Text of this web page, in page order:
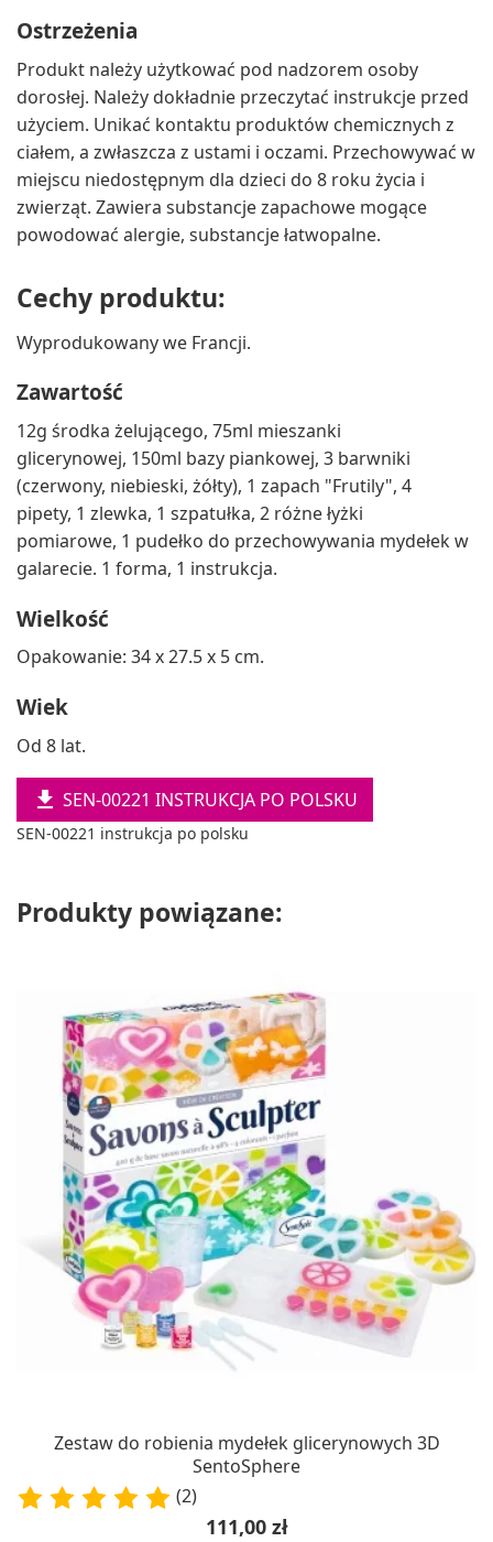
Ostrzeżenia
Produkt należy użytkować pod nadzorem osoby
dorosłej. Należy dokładnie przeczytać instrukcje przed
użyciem. Unikać kontaktu produktów chemicznych z
ciałem, a zwłaszcza z ustami i oczami. Przechowywać w
miejscu niedostępnym dla dzieci do 8 roku życia i
zwierząt. Zawiera substancje zapachowe mogące
powodować alergie, substancje łatwopalne.
Cechy produktu:
Wyprodukowany we Francji.
Zawartość
12g środka żelującego, 75ml mieszanki
glicerynowej, 150ml bazy piankowej, 3 barwniki
(czerwony, niebieski, żółty), 1 zapach "Frutily", 4
pipety, 1 zlewka, 1 szpatułka, 2 różne łyżki
pomiarowe, 1 pudełko do przechowywania mydełek w
galarecie. 1 forma, 1 instrukcja.
Wielkość
Opakowanie: 34 x 27.5 x 5 cm.
Wiek
Od 8 lat.
 SEN-00221 INSTRUKCJA PO POLSKU
SEN-00221 instrukcja po polsku
Produkty powiązane:
Zestaw do robienia mydełek glicerynowych 3D
SentoSphere
(2)
Cena
111,00 zł